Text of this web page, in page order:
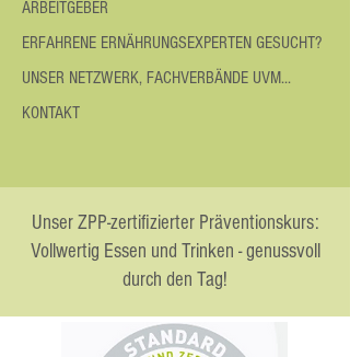
ARBEITGEBER
ERFAHRENE ERNÄHRUNGSEXPERTEN GESUCHT?
UNSER NETZWERK, FACHVERBÄNDE UVM...
KONTAKT
Unser ZPP-zertifizierter Präventionskurs:
Vollwertig Essen und Trinken - genussvoll
durch den Tag!